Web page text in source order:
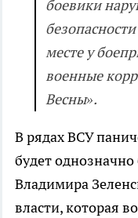
боевики
месте у
военные
Весны».
В рядах ВСУ
будет однозначно
Владимира
власти, которая